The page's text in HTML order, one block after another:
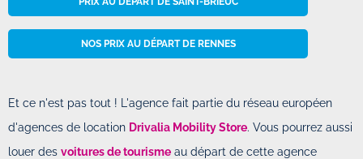
NOS PRIX AU DÉPART DE RENNES
Et ce n'est pas tout ! L'agence fait partie du réseau européen
d'agences de location Drivalia Mobility Store. Vous pourrez aussi
louer des voitures de tourisme au départ de cette agence